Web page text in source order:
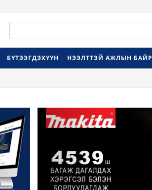
БҮТЭЭГДЭХҮҮН НЭЭЛТТЭЙ АЖЛЫН БАЙР
Previous